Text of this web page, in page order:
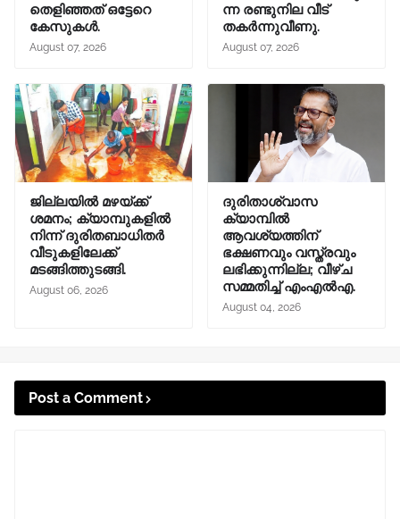
തെളിഞ്ഞത് ഒട്ടേറെ
കേസുകൾ.
August 07, 2026
ന്ന രണ്ടുനില വീട്
തകർന്നുവീണു.
August 07, 2026
ജില്ലയിൽ മഴയ്ക്ക്
ശമനം; ക്യാമ്പുകളിൽ
നിന്ന് ദുരിതബാധിതർ
വീടുകളിലേക്ക്
മടങ്ങിത്തുടങ്ങി.
August 06, 2026
ദുരിതാശ്വാസ
ക്യാമ്പിൽ
ആവശ്യത്തിന്
ഭക്ഷണവും വസ്ത്രവും
ലഭിക്കുന്നില്ല; വീഴ്ച
സമ്മതിച്ച് എംഎൽഎ.
August 04, 2026
Post a Comment